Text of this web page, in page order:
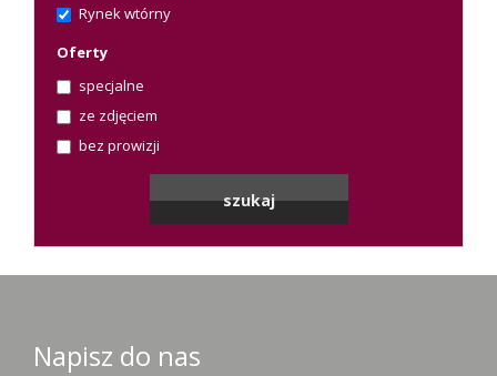
Rynek wtórny
Oferty
specjalne
ze zdjęciem
bez prowizji
Napisz do nas